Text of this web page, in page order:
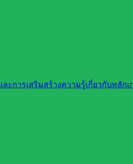
ะการเสริมสร้างความรู้เกี่ยวกับห